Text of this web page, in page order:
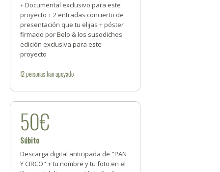
+ Documental exclusivo para este
proyecto + 2 entradas concierto de
presentación que tu elijas + póster
firmado por Belo & los susodichos
edición exclusiva para este
proyecto
12personashan apoyado
50€
Súbito
Descarga digital anticipada de "PAN
Y CIRCO" + tu nombre y tu foto en el